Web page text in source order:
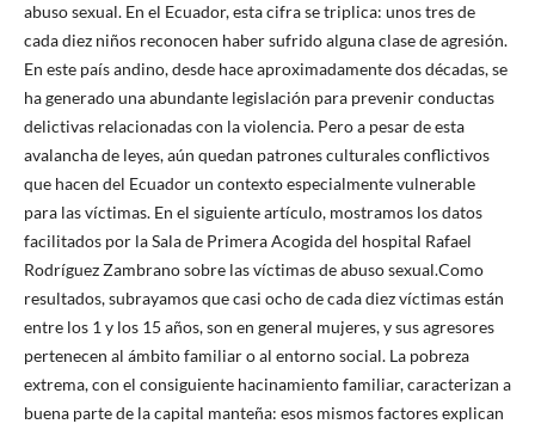
abuso sexual. En el Ecuador, esta cifra se triplica: unos tres de
cada diez niños reconocen haber sufrido alguna clase de agresión.
En este país andino, desde hace aproximadamente dos décadas, se
ha generado una abundante legislación para prevenir conductas
delictivas relacionadas con la violencia. Pero a pesar de esta
avalancha de leyes, aún quedan patrones culturales conflictivos
que hacen del Ecuador un contexto especialmente vulnerable
para las víctimas. En el siguiente artículo, mostramos los datos
facilitados por la Sala de Primera Acogida del hospital Rafael
Rodríguez Zambrano sobre las víctimas de abuso sexual.Como
resultados, subrayamos que casi ocho de cada diez víctimas están
entre los 1 y los 15 años, son en general mujeres, y sus agresores
pertenecen al ámbito familiar o al entorno social. La pobreza
extrema, con el consiguiente hacinamiento familiar, caracterizan a
buena parte de la capital manteña: esos mismos factores explican